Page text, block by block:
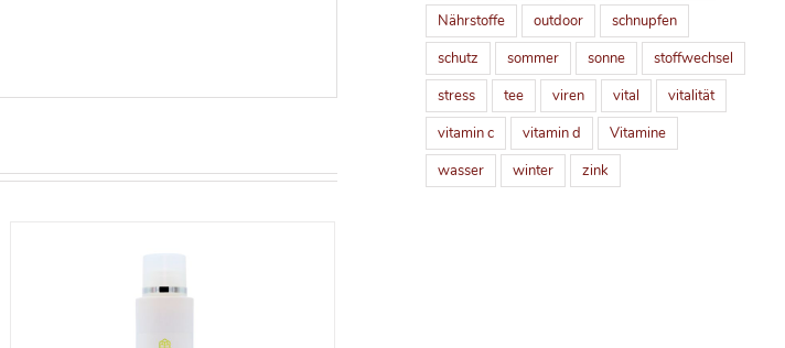
Nährstoffe
outdoor
schnupfen
schutz
sommer sonne
stoffwechsel
stress
tee viren vital
vitalität
vitamin c
vitamin d
Vitamine
wasser
winter zink